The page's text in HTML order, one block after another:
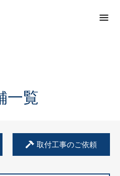
一覧
取付工事のご依頼